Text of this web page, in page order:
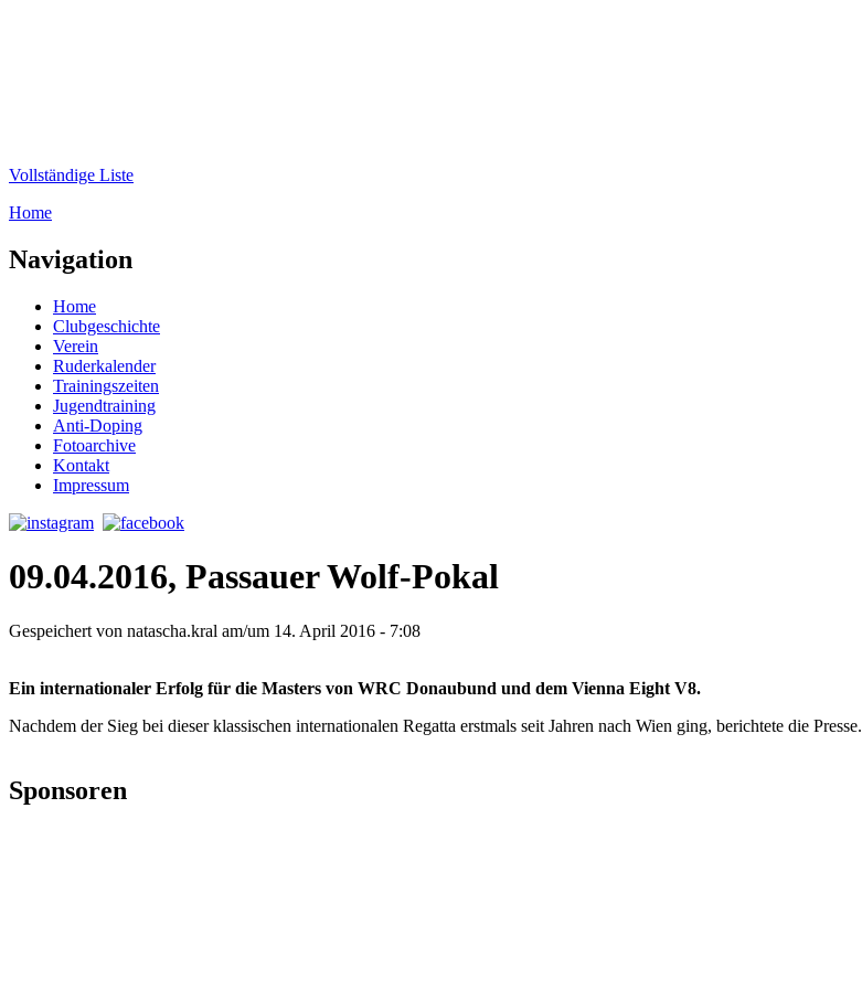
Vollständige Liste
Home
Navigation
Home
Clubgeschichte
Verein
Ruderkalender
Trainingszeiten
Jugendtraining
Anti-Doping
Fotoarchive
Kontakt
Impressum
09.04.2016, Passauer Wolf-Pokal
Gespeichert von natascha.kral am/um 14. April 2016 - 7:08
Ein internationaler Erfolg für die Masters von WRC Donaubund und dem Vienna Eight V8.
Nachdem der Sieg bei dieser klassischen internationalen Regatta erstmals seit Jahren nach Wien ging, berichtete die Presse.
Sponsoren